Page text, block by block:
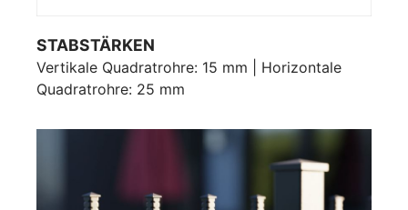
STABSTÄRKEN
Vertikale Quadratrohre: 15 mm | Horizontale
Quadratrohre: 25 mm